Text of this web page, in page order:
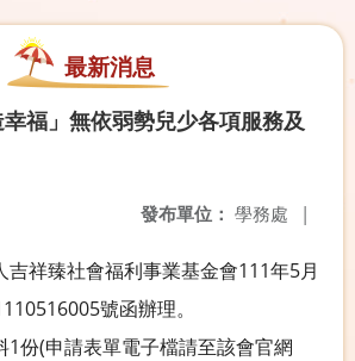
最新消息
幸福」無依弱勢兒少各項服務及
發布單位： 學務處 |
吉祥臻社會福利事業基金會111年5月
號函辦理。
1份(申請表單電子檔請至該會官網